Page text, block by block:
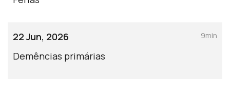
22 Jun, 2026
Demências primárias
9min